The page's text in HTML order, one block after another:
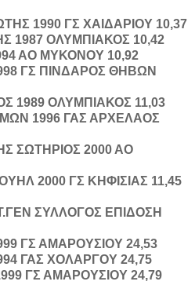
1990 ΓΣ ΧΑΙΔΑΡΙΟΥ 10,37
1987 ΟΛΥΜΠΙΑΚΟΣ 10,42
ΑΟ ΜΥΚΟΝΟΥ 10,92
ΓΣ ΠΙΝΔΑΡΟΣ ΘΗΒΩΝ
1989 ΟΛΥΜΠΙΑΚΟΣ 11,03
1996 ΓΑΣ ΑΡΧΕΛΑΟΣ
ΣΩΤΗΡΙΟΣ 2000 ΑΟ
2000 ΓΣ ΚΗΦΙΣΙΑΣ 11,45
ΣΥΛΛΟΓΟΣ ΕΠΙΔΟΣΗ
ΓΣ ΑΜΑΡΟΥΣΙΟΥ 24,53
ΓΑΣ ΧΟΛΑΡΓΟΥ 24,75
ΓΣ ΑΜΑΡΟΥΣΙΟΥ 24,79